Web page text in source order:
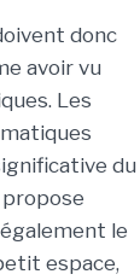
donc
avoir vu
Les
du
propose
le
espace,